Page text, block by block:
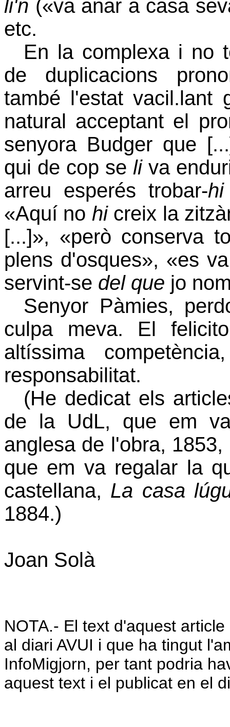
li'n («va anar a casa
etc.
En la complexa i no
de duplicacions
també l'estat vacil.lant
natural acceptant el
senyora Budger que
qui de cop se liva
arreu esperés trobar-hi
«Aquí no hicreix la
[...]», «però conserva
plens d'osques», «es
servint-se del que jo
Senyor Pàmies,
culpa meva. El
altíssima
responsabilitat.
(He dedicat els
de la UdL, que em
anglesa de l'obra,
que em va regalar la
castellana, La casa
1884.)
Joan Solà
NOTA.- El text d'aquest
al diari AVUI i que ha tingut
InfoMigjorn, per tant podria
aquest text i el publicat en el